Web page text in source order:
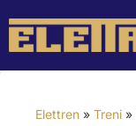
Elettren » Treni »